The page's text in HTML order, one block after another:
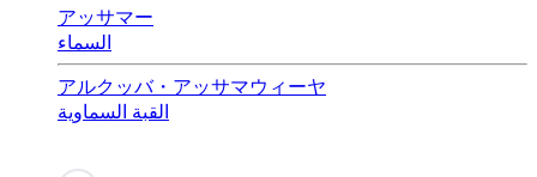
アッサマー
السماء
アルクッバ・アッサマウィーヤ
القبة السماوية